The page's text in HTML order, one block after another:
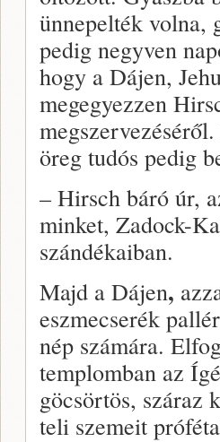
ünnepelték volna,
pedig negyven
hogy a Dájen,
megegyezzen
öreg tudós pedig
– Hirsch báró úr,
minket, Zadock-
szándékaiban.
Majd a Dájen,
eszmecserék
nép számára.
templomban az
göcsörtös, száraz
teli szemeit